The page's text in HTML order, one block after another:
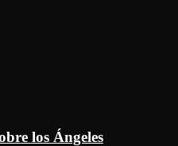
los Ángeles